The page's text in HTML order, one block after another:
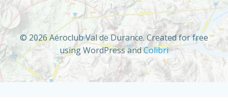
© 2026 Aéroclub Val de Durance. Created for free
using WordPress andColibri